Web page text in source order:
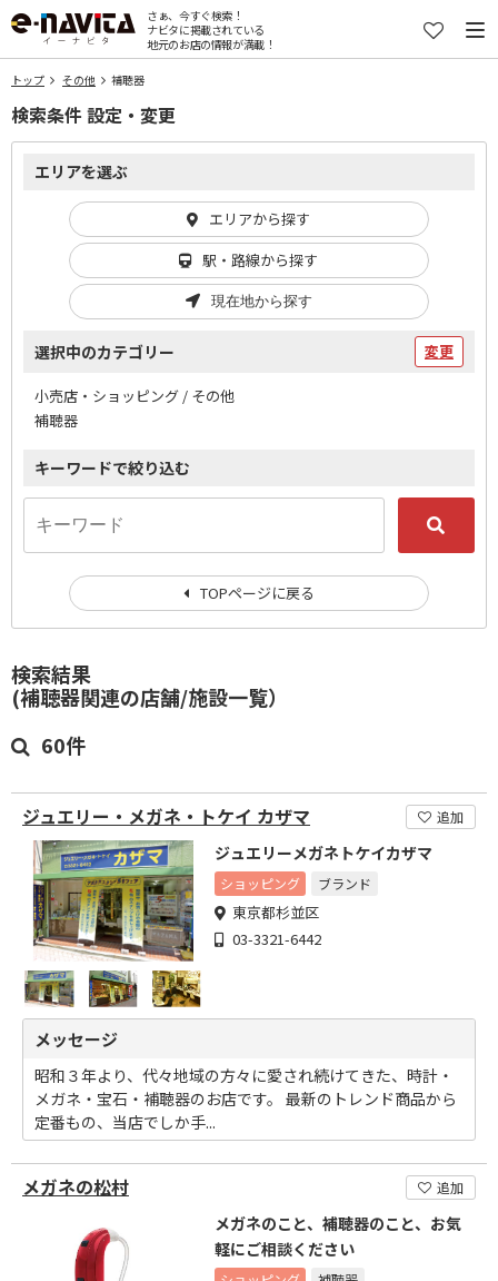
さぁ、今すぐ検索！
ナビタに掲載されている
地元のお店の情報が満載！
トップ その他 補聴器
検索結果
(補聴器関連の店舗/施設一覧）
60件
ジュエリー・メガネ・トケイ カザマ 追加
ジュエリーメガネトケイカザマ
ショッピング ブランド
東京都杉並区
03-3321-6442
メッセージ
昭和３年より、代々地域の方々に愛され続けてきた、時計・
メガネ・宝石・補聴器のお店です。 最新のトレンド商品から
定番もの、当店でしか手...
メガネの松村 追加
メガネのこと、補聴器のこと、お気
軽にご相談ください
検索条件 設定・変更
エリアを選ぶ
エリアから探す
駅・路線から探す
現在地から探す
選択中のカテゴリー 変更
小売店・ショッピング / その他
補聴器
キーワードで絞り込む
TOPページに戻る